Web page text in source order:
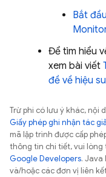
Bắt
Để tìm hiểu
xem bài viết
đề về hiệu
Trừ phi có lưu ý khác, nội
Giấy phép ghi nhận tác
mã lập trình được cấp
thông tin chi tiết, vui lòng
Google Developers. Java
và/hoặc các đơn vị liên